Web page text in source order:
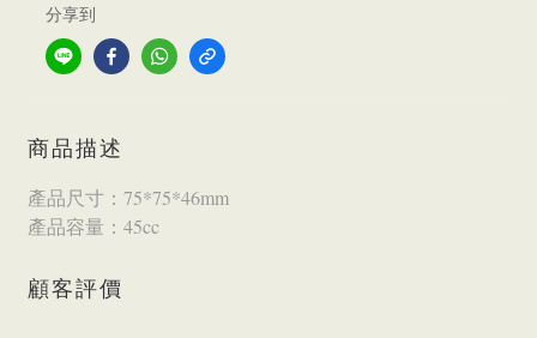
分享到
商品描述
產品尺寸：75*75*46mm
產品容量：45cc
顧客評價